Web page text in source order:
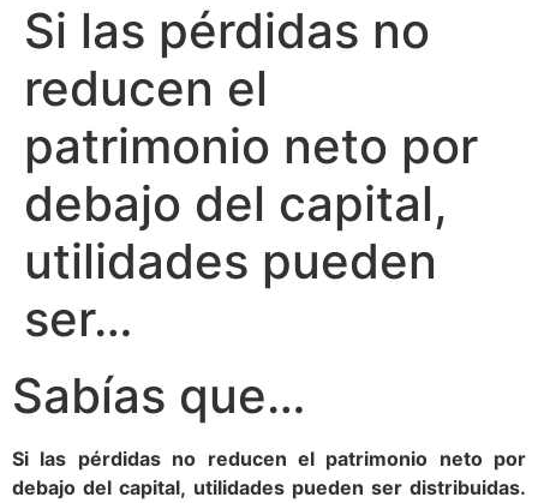
Si las pérdidas no
reducen el
patrimonio neto por
debajo del capital,
utilidades pueden
ser…
Sabías que…
Si las pérdidas no reducen el patrimonio neto por
debajo del capital, utilidades pueden ser distribuidas.